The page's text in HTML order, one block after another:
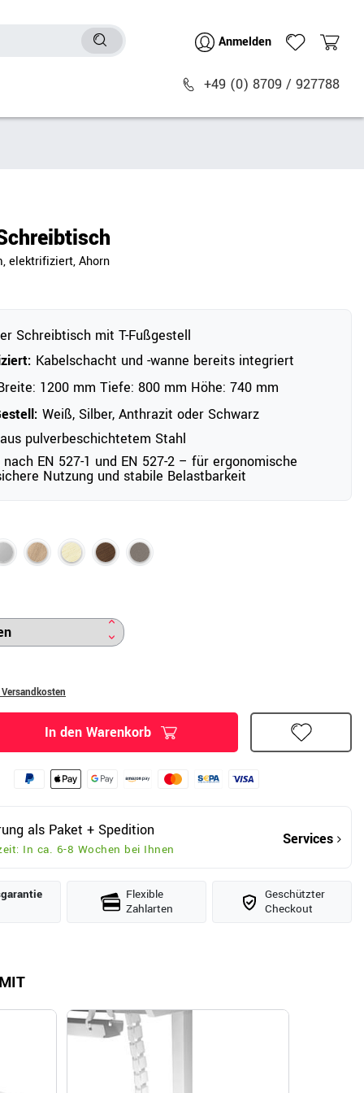
Anmelden
+49 (0) 8709 / 927788
Polstermöbel
Barhocker
elektrifiziert, Ahorn
Schreibtisch mit T-Fußgestell
Kabelschacht und -wanne bereits integriert
1200 mm Tiefe: 800 mm Höhe: 740 mm
Weiß, Silber, Anthrazit oder Schwarz
pulverbeschichtetem Stahl
EN 527-1 und EN 527-2 – für ergonomische
Nutzung und stabile Belastbarkeit
In den Warenkorb
als Paket + Spedition
In ca. 6-8 Wochen bei Ihnen
Services
Flexible
Zahlarten
Geschützter
Checkout